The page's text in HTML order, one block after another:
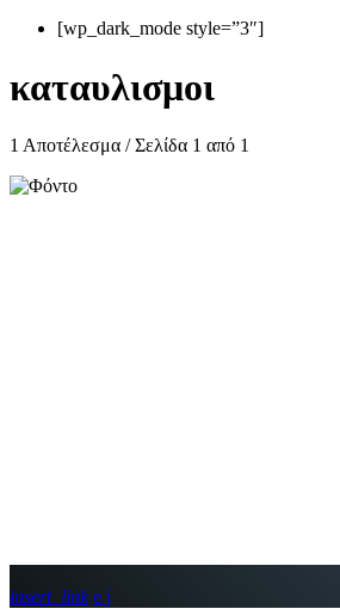
[wp_dark_mode style=”3″]
καταυλισμοι
1 Αποτέλεσμα / Σελίδα 1 από 1
insert_link